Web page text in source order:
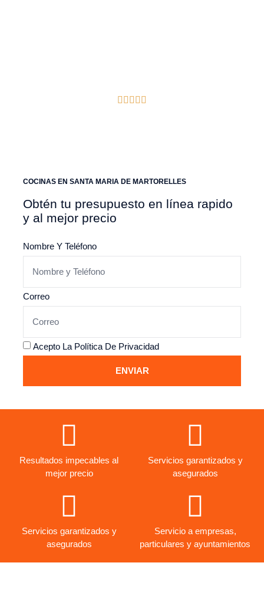
COCINAS EN SANTA MARIA DE MARTORELLES
Obtén tu presupuesto en línea rapido
y al mejor precio
Nombre Y Teléfono
Correo
Acepto La Política De Privacidad
ENVIAR
Resultados impecables al
mejor precio
Servicios garantizados y
asegurados
Servicios garantizados y
asegurados
Servicio a empresas,
particulares y ayuntamientos